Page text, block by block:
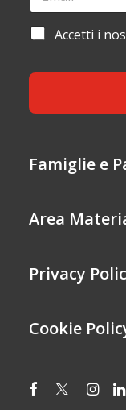
O
E
*
A
I
L
A
E
T
O
*
Accetti i
Famiglie e
Area
Privacy
Cookie